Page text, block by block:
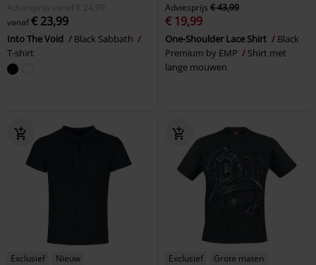
Adviesprijs vanaf € 24,99
vanaf€ 23,99
Into The Void
Black Sabbath
T-shirt
Adviesprijs € 43,99
€ 19,99
One-Shoulder Lace Shirt
Black
Premium by EMP
Shirt met
lange mouwen
Exclusief
Nieuw
Exclusief Grote maten